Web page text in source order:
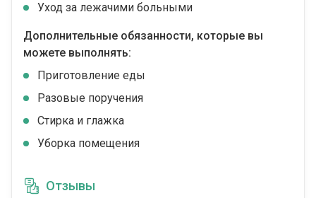
Уход за лежачими больными
Дополнительные обязанности, которые вы
можете выполнять:
Приготовление еды
Разовые поручения
Стирка и глажка
Уборка помещения
Отзывы